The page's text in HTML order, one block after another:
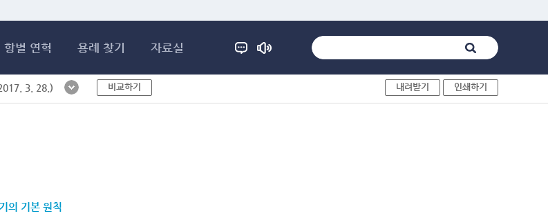
항별 연혁 용례 찾기 자료실
3. 28.) 비교하기 내려받기 인쇄하기
의 기본 원칙